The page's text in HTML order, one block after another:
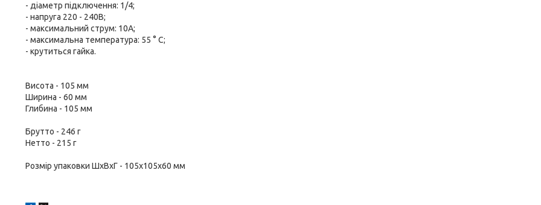
- діаметр підключення: 1/4;
- напруга 220 - 240В;
- максимальний струм: 10А;
- максимальна температура: 55 ° С;
- крутиться гайка.
Висота - 105 мм
Ширина - 60 мм
Глибина - 105 мм
Брутто - 246 г
Нетто - 215 г
Розмір упаковки ШхВхГ - 105х105х60 мм